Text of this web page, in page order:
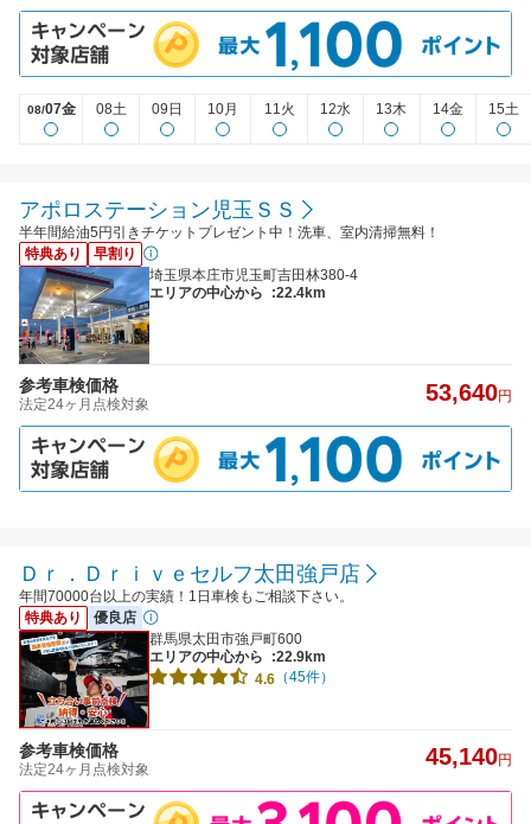
08/07金 08土 09日 10月 11火 12水 13木 14金 15土
アポロステーション児玉ＳＳ
半年間給油5円引きチケットプレゼント中！洗車、室内清掃無料！
特典あり
早割り
埼玉県本庄市児玉町吉田林380-4
エリアの中心から
:22.4km
参考車検価格
法定24ヶ月点検対象 53,640円
Ｄｒ．Ｄｒｉｖｅセルフ太田強戸店
年間70000台以上の実績！1日車検もご相談下さい。
特典あり
優良店
群馬県太田市強戸町600
エリアの中心から
:22.9km
4.6 （45件）
参考車検価格
法定24ヶ月点検対象 45,140円